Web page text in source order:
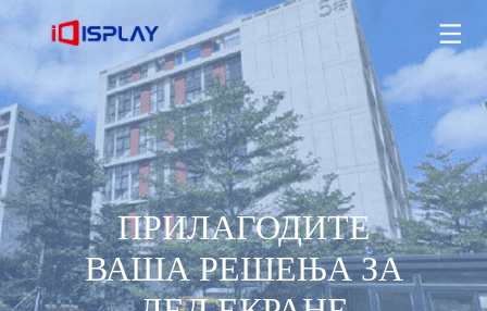
ПРИЛАГОДИТЕ
ВАША РЕШЕЊА ЗА
ПРИЛАГОДИТЕ ВАША РЕШЕЊА ЗА ЛЕД ЕКРАНЕ
Истражите више